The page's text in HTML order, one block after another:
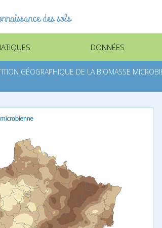
des sols
DONNÉES
GÉOGRAPHIQUE DE LA BIOMASSE